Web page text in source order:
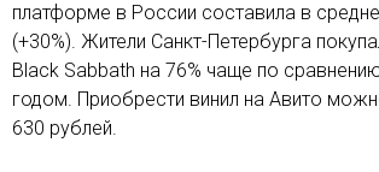
платформе в России составила в
(+30%). Жители Санкт-Петербурга
Black Sabbath на 76% чаще по
годом. Приобрести винил на Авито
630 рублей.